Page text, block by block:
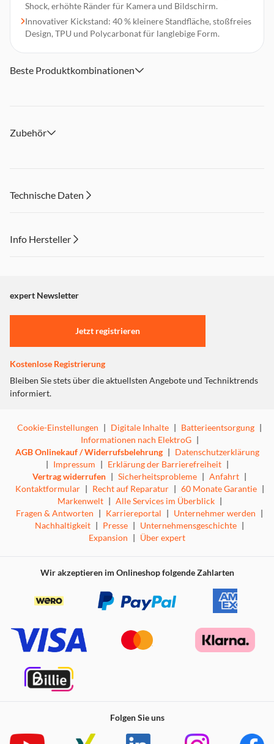
Shock, erhöhte Ränder für Kamera und Bildschirm.
Innovativer Kickstand: 40 % kleinere Standfläche, stoßfreies
Design, TPU und Polycarbonat für langlebige Form.
Beste Produktkombinationen
Zubehör
Technische Daten
Info Hersteller
"Marketing".
Einstellungen anpassen
expert Newsletter
Jetzt registrieren
Kostenlose Registrierung
Bleiben Sie stets über die aktuellsten Angebote und Techniktrends
informiert.
Cookie-Einstellungen | Digitale Inhalte | Batterieentsorgung |
Informationen nach ElektroG |
AGB Onlinekauf / Widerrufsbelehrung | Datenschutzerklärung
| Impressum | Erklärung der Barrierefreiheit |
Vertrag widerrufen | Sicherheitsprobleme | Anfahrt |
Kontaktformular | Recht auf Reparatur | 60 Monate Garantie |
Markenwelt | Alle Services im Überblick |
Fragen & Antworten | Karriereportal | Unternehmer werden |
Nachhaltigkeit | Presse | Unternehmensgeschichte |
Expansion | Über expert
Wir akzeptieren im Onlineshop folgende Zahlarten
Folgen Sie uns